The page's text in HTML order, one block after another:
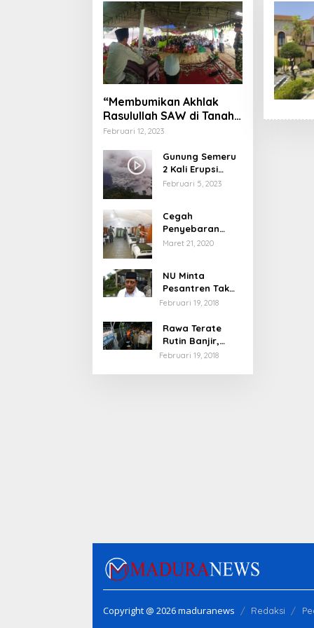
“Membumikan Akhlak
Rasulullah SAW di Tanah
Nusantara”
Februari 12, 2023
Gunung Semeru
2 Kali Erupsi
dengan Tinggi
Februari 5, 2023
Cegah
Penyebaran
Virus Corona,
Pelayanan
Maret 21, 2020
NU Minta
Pesantren Tak
Terprovokasi
Februari 19, 2018
Rawa Terate
Rutin Banjir,
Anies Bakal Cek
Februari 19, 2018
Copyright @ 2026 maduranews Redaksi